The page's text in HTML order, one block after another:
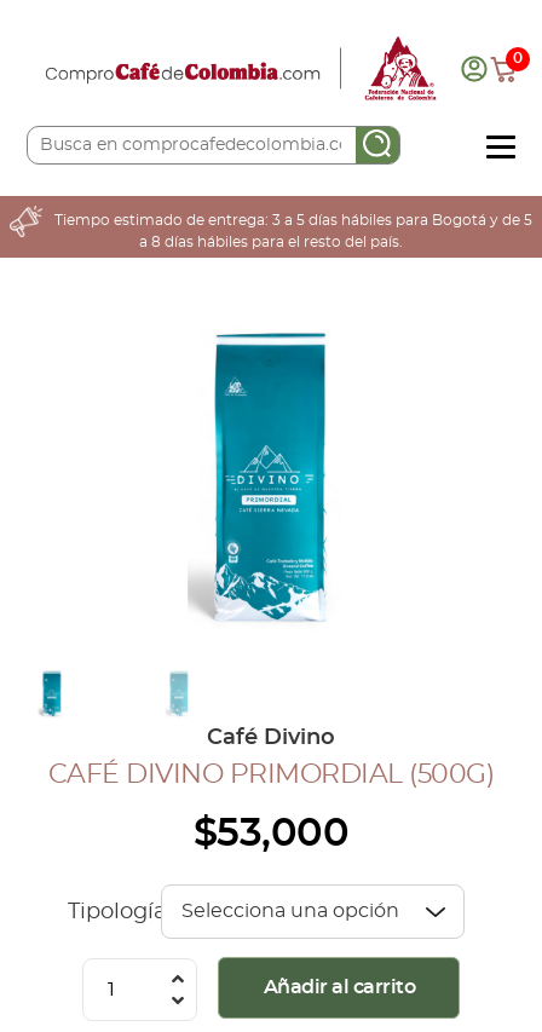
0
COMPRA AQUÍ
COLOMBIA CAFETERA
COLECCIÓN CAFETERA
INGRESAR
Inicia Sesión
Tiempo estimado de entrega: 3 a 5 días hábiles para Bogotá y de 5
a 8 días hábiles para el resto del país.
Café Divino
CAFÉ DIVINO PRIMORDIAL (500G)
$53,000
Tipología
Añadir al carrito